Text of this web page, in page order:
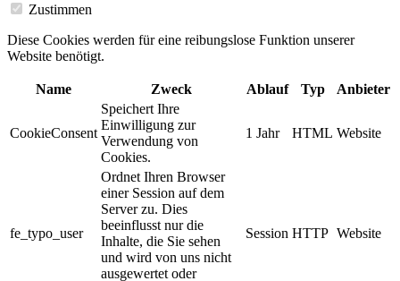
Zustimmen
Diese Cookies werden für eine reibungslose Funktion unserer
Website benötigt.
Name Zweck Ablauf Typ Anbieter
CookieConsent
Speichert Ihre
Einwilligung zur
Verwendung von
Cookies.
1 Jahr HTML Website
fe_typo_user
Ordnet Ihren Browser
einer Session auf dem
Server zu. Dies
beeinflusst nur die
Inhalte, die Sie sehen
und wird von uns nicht
ausgewertet oder
Session HTTP Website